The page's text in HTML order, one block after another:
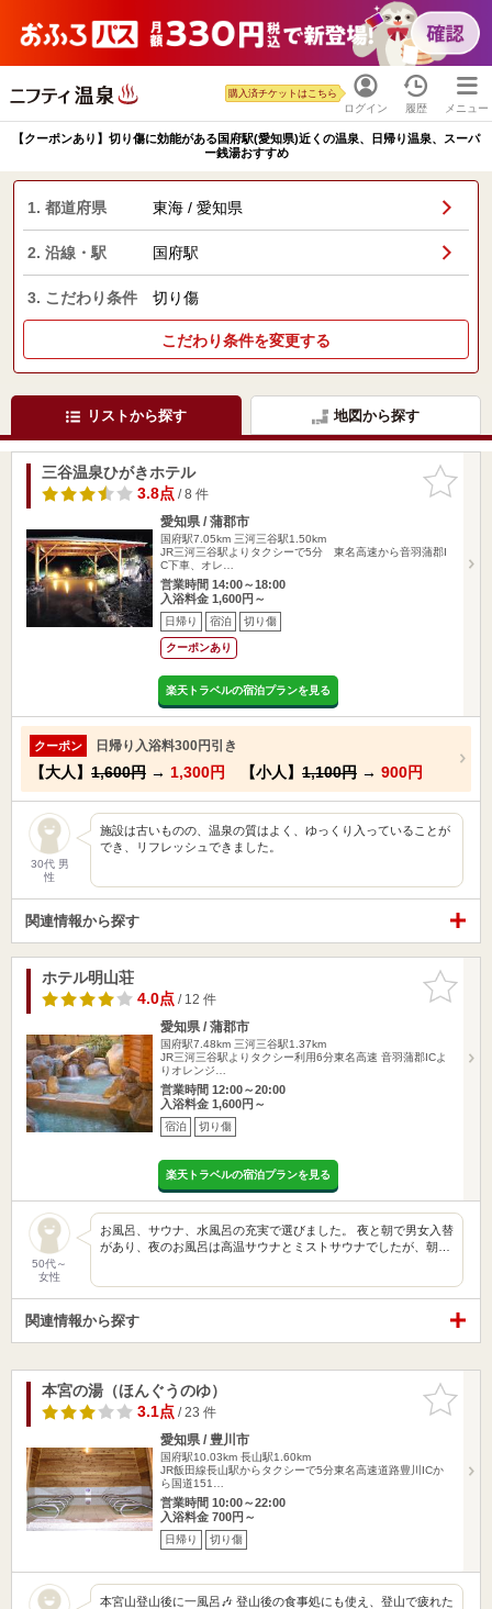
ログイン
購入済チケットはこちら
履歴 メニュー
【クーポンあり】切り傷に効能がある国府駅(愛知県)近くの温泉、日帰り温泉、スーパ
ー銭湯おすすめ
1. 都道府県 東海 / 愛知県
2. 沿線・駅 国府駅
3. こだわり条件 切り傷
こだわり条件を変更する
リストから探す 地図から探す
お気に入
りに追加
三谷温泉ひがきホテル
3.8点/ 8 件
愛知県 / 蒲郡市
国府駅7.05km 三河三谷駅1.50km
JR三河三谷駅よりタクシーで5分 東名高速から音羽蒲郡I
C下車、オレ…
営業時間 14:00～18:00
入浴料金 1,600円～
日帰り 宿泊 切り傷
クーポンあり
楽天トラベルの宿泊プランを見る
クーポン 日帰り入浴料300円引き
【大人】 1,600円 → 1,300円 【小人】 1,100円 → 900円
30代 男
性
施設は古いものの、温泉の質はよく、ゆっくり入っていることが
でき、リフレッシュできました。
関連情報から探す
お気に入
りに追加
ホテル明山荘
4.0点/ 12 件
愛知県 / 蒲郡市
国府駅7.48km 三河三谷駅1.37km
JR三河三谷駅よりタクシー利用6分東名高速 音羽蒲郡ICよ
りオレンジ…
営業時間 12:00～20:00
入浴料金 1,600円～
宿泊 切り傷
楽天トラベルの宿泊プランを見る
50代～
女性
お風呂、サウナ、水風呂の充実で選びました。 夜と朝で男女入替
があり、夜のお風呂は高温サウナとミストサウナでしたが、朝…
関連情報から探す
お気に入
りに追加
本宮の湯（ほんぐうのゆ）
3.1点/ 23 件
愛知県 / 豊川市
国府駅10.03km 長山駅1.60km
JR飯田線長山駅からタクシーで5分東名高速道路豊川ICか
ら国道151…
営業時間 10:00～22:00
入浴料金 700円～
日帰り 切り傷
本宮山登山後に一風呂🎶 登山後の食事処にも使え、登山で疲れた